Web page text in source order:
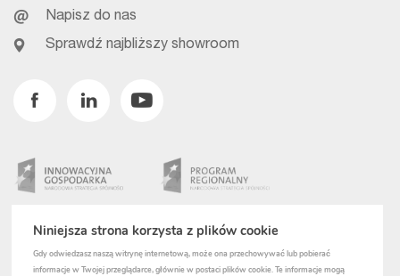
Napisz do nas
Sprawdź najbliższy showroom
FacebookLinkedinYoutube
Niniejsza strona korzysta z plików cookie
Gdy odwiedzasz naszą witrynę internetową, może ona przechowywać lub pobierać
informacje w Twojej przeglądarce, głównie w postaci plików cookie. Te informacje mogą